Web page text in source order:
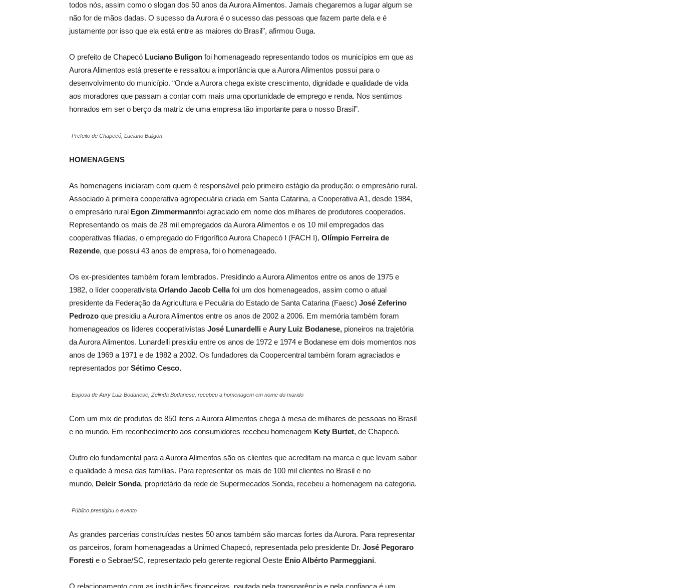
todos nós, assim como o slogan dos 50 anos da Aurora Alimentos. Jamais chegaremos a lugar algum se
não for de mãos dadas. O sucesso da Aurora é o sucesso das pessoas que fazem parte dela e é
justamente por isso que ela está entre as maiores do Brasil”, afirmou Guga.
O prefeito de Chapecó Luciano Buligon foi homenageado representando todos os municípios em que as
Aurora Alimentos está presente e ressaltou a importância que a Aurora Alimentos possui para o
desenvolvimento do município. “Onde a Aurora chega existe crescimento, dignidade e qualidade de vida
aos moradores que passam a contar com mais uma oportunidade de emprego e renda. Nos sentimos
honrados em ser o berço da matriz de uma empresa tão importante para o nosso Brasil”.
Prefeito de Chapecó, Luciano Buligon
HOMENAGENS
As homenagens iniciaram com quem é responsável pelo primeiro estágio da produção: o empresário rural.
Associado à primeira cooperativa agropecuária criada em Santa Catarina, a Cooperativa A1, desde 1984,
o empresário rural Egon Zimmermannfoi agraciado em nome dos milhares de produtores cooperados.
Representando os mais de 28 mil empregados da Aurora Alimentos e os 10 mil empregados das
cooperativas filiadas, o empregado do Frigorífico Aurora Chapecó I (FACH I), Olímpio Ferreira de
Rezende, que possui 43 anos de empresa, foi o homenageado.
Os ex-presidentes também foram lembrados. Presidindo a Aurora Alimentos entre os anos de 1975 e
1982, o líder cooperativista Orlando Jacob Cellafoi um dos homenageados, assim como o atual
presidente da Federação da Agricultura e Pecuária do Estado de Santa Catarina (Faesc) José Zeferino
Pedrozo que presidiu a Aurora Alimentos entre os anos de 2002 a 2006. Em memória também foram
homenageados os líderes cooperativistas José Lunardelli e Aury Luiz Bodanese, pioneiros na trajetória
da Aurora Alimentos. Lunardelli presidiu entre os anos de 1972 e 1974 e Bodanese em dois momentos nos
anos de 1969 a 1971 e de 1982 a 2002. Os fundadores da Coopercentral também foram agraciados e
representados por Sétimo Cesco.
Esposa de Aury Luiz Bodanese, Zelinda Bodanese, recebeu a homenagem em nome do marido
Com um mix de produtos de 850 itens a Aurora Alimentos chega à mesa de milhares de pessoas no Brasil
e no mundo. Em reconhecimento aos consumidores recebeu homenagem Kety Burtet, de Chapecó.
Outro elo fundamental para a Aurora Alimentos são os clientes que acreditam na marca e que levam sabor
e qualidade à mesa das famílias. Para representar os mais de 100 mil clientes no Brasil e no
mundo, Delcir Sonda, proprietário da rede de Supermecados Sonda, recebeu a homenagem na categoria.
Público prestigiou o evento
As grandes parcerias construídas nestes 50 anos também são marcas fortes da Aurora. Para representar
os parceiros, foram homenageadas a Unimed Chapecó, representada pelo presidente Dr. José Pegoraro
Foresti e o Sebrae/SC, representado pelo gerente regional Oeste Enio Albérto Parmeggiani.
O relacionamento com as instituições financeiras, pautada pela transparência e pela confiança é um